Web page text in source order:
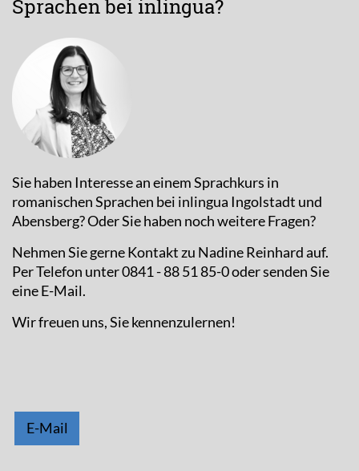
Sie haben Interesse an einem Sprachkurs in
romanischen Sprachen bei inlingua Ingolstadt und
Abensberg? Oder Sie haben noch weitere Fragen?
Nehmen Sie gerne Kontakt zu Nadine Reinhard auf.
Per Telefon unter 0841 - 88 51 85-0 oder senden Sie
eine E-Mail.
Wir freuen uns, Sie kennenzulernen!